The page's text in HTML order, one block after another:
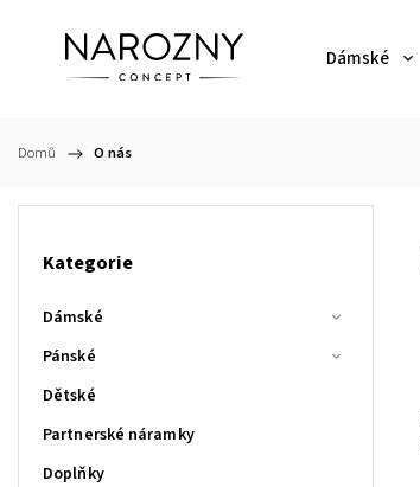
Dámské
Domů / O nás
Kategorie
Dámské
Pánské
Dětské
Partnerské náramky
Doplňky